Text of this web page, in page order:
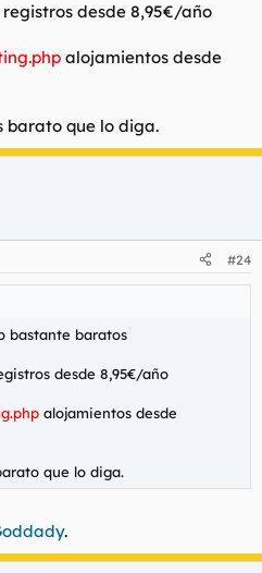
registros desde 8,95€/año
alojamientos desde
barato que lo diga.
#24
bastante baratos
desde 8,95€/año
alojamientos desde
que lo diga.
.